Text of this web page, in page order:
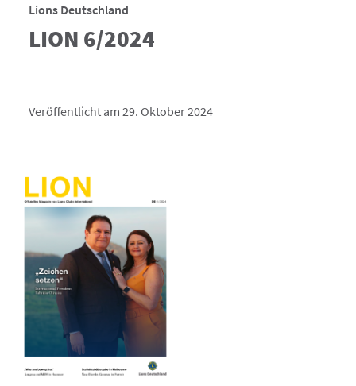
Lions Deutschland
LION 6/2024
Veröffentlicht am 29. Oktober 2024